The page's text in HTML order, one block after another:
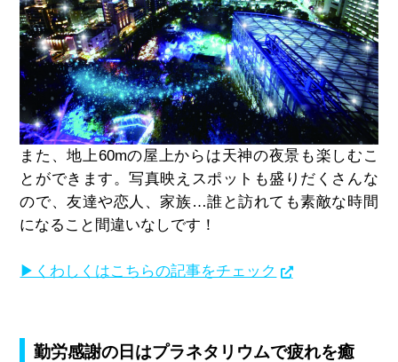
また、地上60mの屋上からは天神の夜景も楽しむこ
とができます。写真映えスポットも盛りだくさんな
ので、友達や恋人、家族…誰と訪れても素敵な時間
になること間違いなしです！
▶くわしくはこちらの記事をチェック
勤労感謝の日はプラネタリウムで疲れを癒